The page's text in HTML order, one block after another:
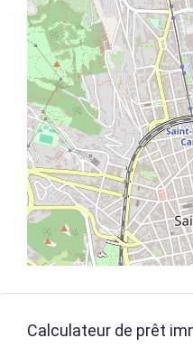
Calculateur de prêt